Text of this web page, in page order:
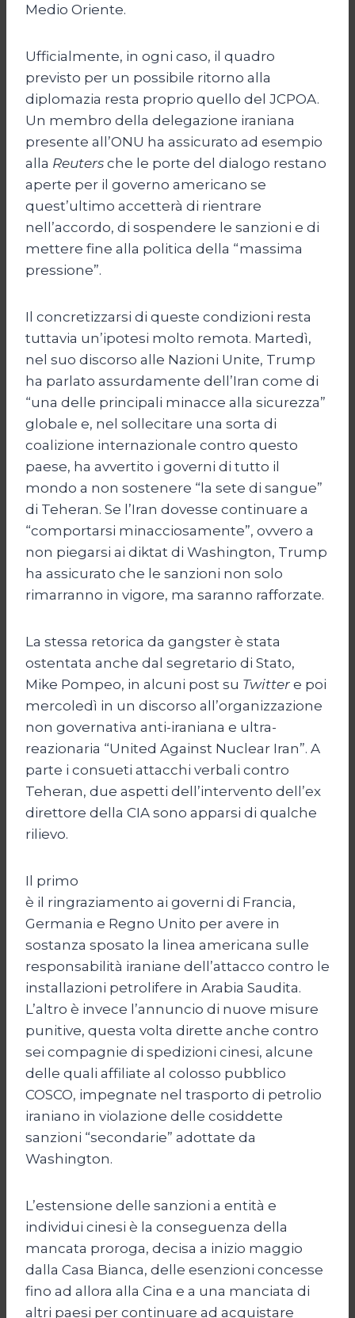
Medio Oriente.
Ufficialmente, in ogni caso, il quadro
previsto per un possibile ritorno alla
diplomazia resta proprio quello del JCPOA.
Un membro della delegazione iraniana
presente all’ONU ha assicurato ad esempio
alla Reuters che le porte del dialogo restano
aperte per il governo americano se
quest’ultimo accetterà di rientrare
nell’accordo, di sospendere le sanzioni e di
mettere fine alla politica della “massima
pressione”.
Il concretizzarsi di queste condizioni resta
tuttavia un’ipotesi molto remota. Martedì,
nel suo discorso alle Nazioni Unite, Trump
ha parlato assurdamente dell’Iran come di
“una delle principali minacce alla sicurezza”
globale e, nel sollecitare una sorta di
coalizione internazionale contro questo
paese, ha avvertito i governi di tutto il
mondo a non sostenere “la sete di sangue”
di Teheran. Se l’Iran dovesse continuare a
“comportarsi minacciosamente”, ovvero a
non piegarsi ai diktat di Washington, Trump
ha assicurato che le sanzioni non solo
rimarranno in vigore, ma saranno rafforzate.
La stessa retorica da gangster è stata
ostentata anche dal segretario di Stato,
Mike Pompeo, in alcuni post su Twitter e poi
mercoledì in un discorso all’organizzazione
non governativa anti-iraniana e ultra-
reazionaria “United Against Nuclear Iran”. A
parte i consueti attacchi verbali contro
Teheran, due aspetti dell’intervento dell’ex
direttore della CIA sono apparsi di qualche
rilievo.
Il primo
è il ringraziamento ai governi di Francia,
Germania e Regno Unito per avere in
sostanza sposato la linea americana sulle
responsabilità iraniane dell’attacco contro le
installazioni petrolifere in Arabia Saudita.
L’altro è invece l’annuncio di nuove misure
punitive, questa volta dirette anche contro
sei compagnie di spedizioni cinesi, alcune
delle quali affiliate al colosso pubblico
COSCO, impegnate nel trasporto di petrolio
iraniano in violazione delle cosiddette
sanzioni “secondarie” adottate da
Washington.
L’estensione delle sanzioni a entità e
individui cinesi è la conseguenza della
mancata proroga, decisa a inizio maggio
dalla Casa Bianca, delle esenzioni concesse
fino ad allora alla Cina e a una manciata di
altri paesi per continuare ad acquistare